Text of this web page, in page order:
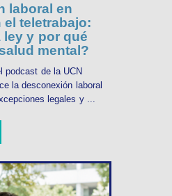
laboral en
el teletrabajo:
ley y por qué
mental?
podcast de la UCN
la desconexión laboral
legales y ...